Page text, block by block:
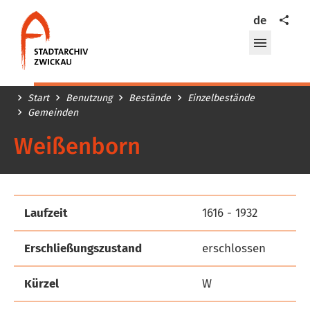
de
Teilen
Start Benutzung Bestände
Einzelbestände
Gemeinden
Weißenborn
Laufzeit 1616 - 1932
Erschließungszustand erschlossen
Kürzel W